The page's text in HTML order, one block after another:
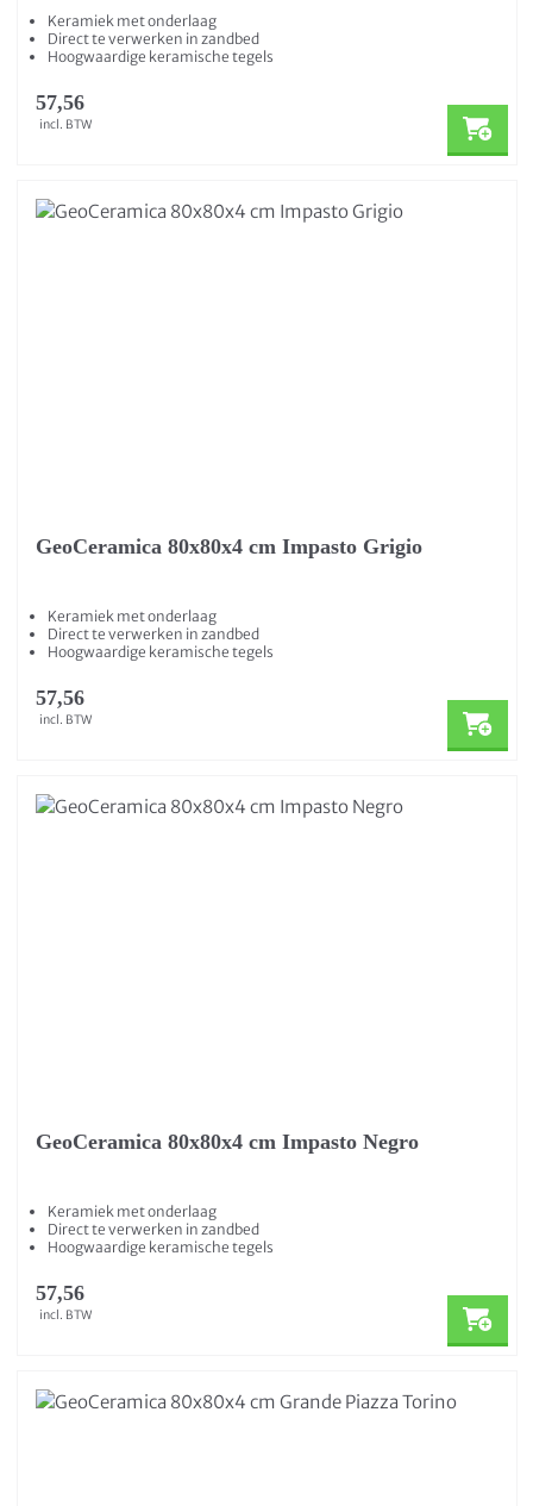
Keramiek met onderlaag
Direct te verwerken in zandbed
Hoogwaardige keramische tegels
57,56
incl. BTW
GeoCeramica 80x80x4 cm Impasto Grigio
Keramiek met onderlaag
Direct te verwerken in zandbed
Hoogwaardige keramische tegels
57,56
incl. BTW
GeoCeramica 80x80x4 cm Impasto Negro
Keramiek met onderlaag
Direct te verwerken in zandbed
Hoogwaardige keramische tegels
57,56
incl. BTW